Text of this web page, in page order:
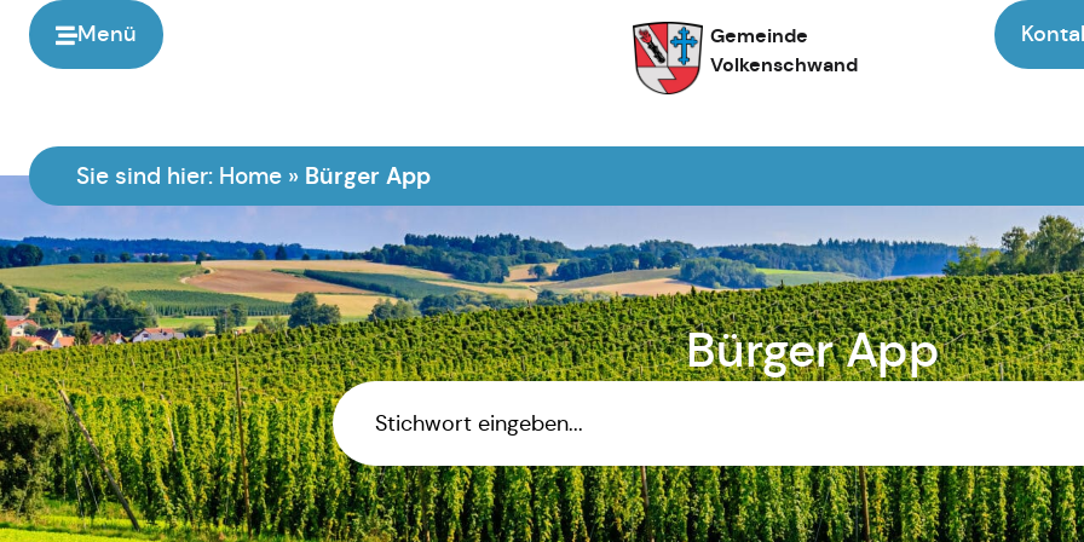
springenMenü
Gemeinde
Volkenschwand
Sie sind hier: Home » Bürger App
Bürger App